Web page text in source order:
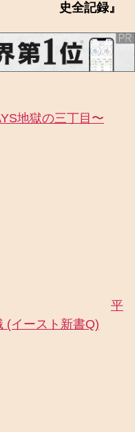
史全記録』
地獄の三丁目〜
平
(イースト新書Q)